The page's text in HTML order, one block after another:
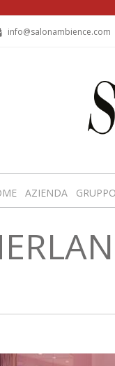
info@salonambience.com
AZIENDA GRUPPO